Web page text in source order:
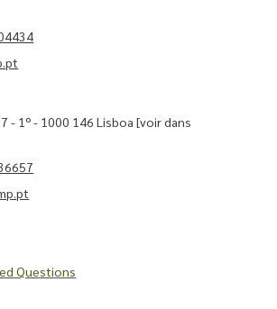
7 - 1º - 1000 146 Lisboa[voir dans
Questions